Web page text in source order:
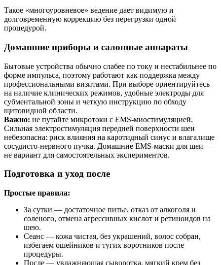
Такое «многоуровневое» ведение дает видимую и
долговременную коррекцию без перегрузки одной
процедурой.
Домашние приборы и салонные аппараты
Бытовые устройства обычно слабее по току и нестабильнее по
форме импульса, поэтому работают как поддержка между
профессиональными визитами. При выборе ориентируйтесь
на наличие клинических режимов, удобные электроды для
субментальной зоны и четкую инструкцию по обходу
щитовидной области.
Важно: не путайте микротоки с EMS‑миостимуляцией.
Сильная электростимуляция передней поверхности шеи
небезопасна: риск влияния на каротидный синус и влагалище
сосудисто‑нервного пучка. Домашние EMS‑маски для шеи —
не вариант для самостоятельных экспериментов.
Подготовка и уход после
Простые правила:
За сутки — достаточное питье, отказ от алкоголя и
соленого, отмена агрессивных кислот и ретиноидов на
шею.
Сеанс — кожа чистая, без украшений, волос собран,
избегаем ошейников и тугих воротников после
процедуры.
После — увлажняющая сыворотка, мягкий крем без